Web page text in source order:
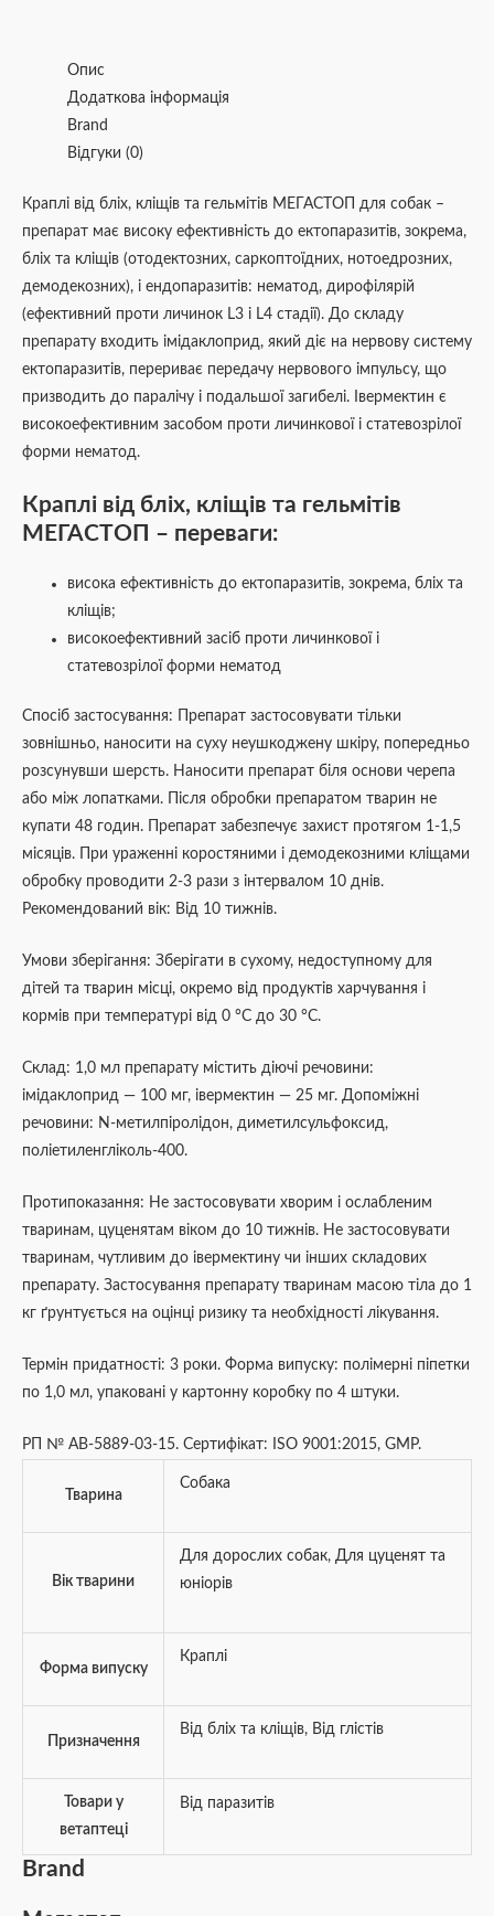
Опис
Додаткова інформація
Brand
Відгуки (0)
Краплі від бліх, кліщів та гельмітів МЕГАСТОП для собак –
препарат має високу ефективність до ектопаразитів, зокрема,
бліх та кліщів (отодектозних, саркоптоїдних, нотоедрозних,
демодекозних), і ендопаразитів: нематод, дирофілярій
(ефективний проти личинок L3 і L4 стадії). До складу
препарату входить імідаклоприд, який діє на нервову систему
ектопаразитів, перериває передачу нервового імпульсу, що
призводить до паралічу і подальшої загибелі. Івермектин є
високоефективним засобом проти личинкової і статевозрілої
форми нематод.
Краплі від бліх, кліщів та гельмітів
МЕГАСТОП – переваги:
висока ефективність до ектопаразитів, зокрема, бліх та
кліщів;
високоефективний засіб проти личинкової і
статевозрілої форми нематод
Спосіб застосування: Препарат застосовувати тільки
зовнішньо, наносити на суху неушкоджену шкіру, попередньо
розсунувши шерсть. Наносити препарат біля основи черепа
або між лопатками. Після обробки препаратом тварин не
купати 48 годин. Препарат забезпечує захист протягом 1-1,5
місяців. При ураженні коростяними і демодекозними кліщами
обробку проводити 2-3 рази з інтервалом 10 днів.
Рекомендований вік: Від 10 тижнів.
Умови зберігання: Зберігати в сухому, недоступному для
дітей та тварин місці, окремо від продуктів харчування і
кормів при температурі від 0 °С до 30 °С.
Склад: 1,0 мл препарату містить діючі речовини:
імідаклоприд — 100 мг, івермектин — 25 мг. Допоміжні
речовини: N-метилпіролідон, диметилсульфоксид,
поліетиленгліколь-400.
Протипоказання: Не застосовувати хворим і ослабленим
тваринам, цуценятам віком до 10 тижнів. Не застосовувати
тваринам, чутливим до івермектину чи інших складових
препарату. Застосування препарату тваринам масою тіла до 1
кг ґрунтується на оцінці ризику та необхідності лікування.
Термін придатності: 3 роки. Форма випуску: полімерні піпетки
по 1,0 мл, упаковані у картонну коробку по 4 штуки.
РП № АВ-5889-03-15. Сертифікат: ISO 9001:2015, GMP.
Тварина
Собака
Вік тварини
Для дорослих собак, Для цуценят та
юніорів
Форма випуску
Краплі
Призначення
Від бліх та кліщів, Від глістів
Товари у
ветаптеці
Від паразитів
Brand